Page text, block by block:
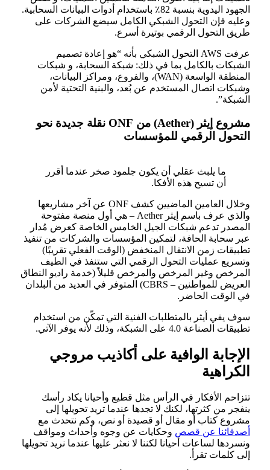
الجهود اليدوية بنسبة 82٪ باستخدام أدوات البيانات السحابية.
وعليه فإن التحول الشبكي الكامل سيضع الشركات على
طريق التحول الرقمي بوتيرة أسرع.
عرفت AWS التحول الشبكي بأنه “هو إعادة تصميم
الشبكات بالكامل بما في ذلك: شبكة السحابة، و شبكات
المنطقة الواسعة (WAN)، والفروع، ومراكز البيانات،
وشبكات اتصال المستخدم عن بُعد، والبنية التحتية لأمن
الشبكة”.
مشروع إيثر (Aether) من ONF نقلة جديدة نحو
التحول الرقمي للمؤسسات
ما يلبث عقلي أن يكون جلمود صخر عندما أقرر
أن تسيح هذه الأفكا.
وخلال العامين الماضيين كشف ONF عن آخر مشاريعها
والذي عرف باسم إيثر Aether – هي أول منصة مفتوحة
المصدر تدعم شبكات الجيل الخامس الخاصة كعرض مُدار
عبر سحابة الحافة، لتمكين المؤسسات والشركات من تنفيذ
تطبيقات زمن الانتقال المنخفض (الوقت الفعلي تقريبًا)
وتسريع عمليات التحول الرقمي التي ستنفذ في الطيف
المرخص وغير المرخص والمرخص قليلاً (خدمة راديو النطاق
العريض للمواطنين – CBRS) المتوفر في العديد من البلدان
في الوقت الحاضر.
سوف يفي أيثر بالمتطلبات الفنية التي تمكّن من استخدام
تطبيقات الصناعة 4.0 على الشبكة، وذلك لأنه يوفر الآتي.
الإجابة الوافية على أكاذيب مروجي
الكراهية
تتزاحم الأفكار في الرأس مثل قطيع وأحيانا يكاد رأسك
ينفجر من كثرتها، لكنك لا تجدها عندما تريد تحويلها إلى
مشروع كتاب أو مقال أو قصيدة أو نص، وكم نتحدث مع
أصدقائنا عن قصص وحكايات عن وجوه وأحداث ومواقف
ونسردها لساعات أحيانا لكننا لا نعثر عليها عندما نريد تحويلها
إلى كلمات تقرأ.